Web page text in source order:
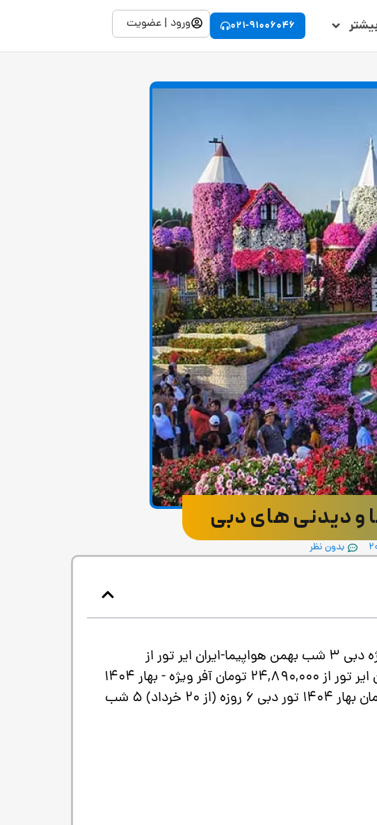
021-91006046 ورود | عضویت
و دیدنی های دبی
بدون نظر
تورهای مرتبط عنوان تور اقامت تاریخ رفت حمل و نقل قیمت زمستان 1404 تور ویژه دبی 3 شب بهمن هواپیما-ایران ایر تور از
45,990,000 تومان آفر ویژه تور دبی 4 روزه (31 خرداد) 4 شب خرداد هواپیما-ایران ایر تور از 24,890,000 تومان آفر ویژه - بهار 1404
تور دبی 6 روزه (24 خرداد) 5 شب خرداد هواپیما-Fly Emirates از 31,490,000 تومان بهار 1404 تور دبی 6 روزه (از 20 خرداد) 5 شب